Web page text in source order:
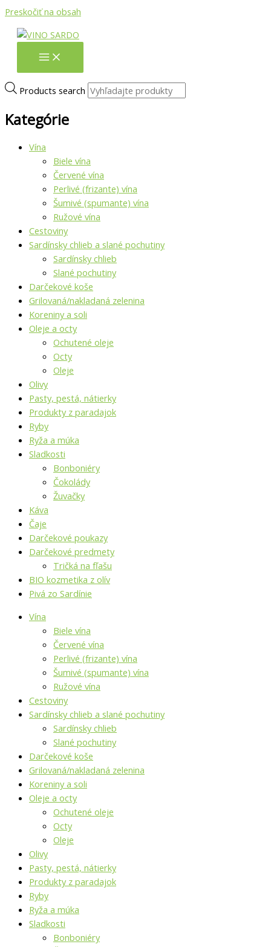
Preskočiť na obsah
Products search
Kategórie
Vína
Biele vína
Červené vína
Perlivé (frizante) vína
Šumivé (spumante) vína
Ružové vína
Cestoviny
Sardínsky chlieb a slané pochutiny
Sardínsky chlieb
Slané pochutiny
Darčekové koše
Grilovaná/nakladaná zelenina
Koreniny a soli
Oleje a octy
Ochutené oleje
Octy
Oleje
Olivy
Pasty, pestá, nátierky
Produkty z paradajok
Ryby
Ryža a múka
Sladkosti
Bonboniéry
Čokolády
Žuvačky
Káva
Čaje
Darčekové poukazy
Darčekové predmety
Tričká na fľašu
BIO kozmetika z olív
Pivá zo Sardínie
Vína
Biele vína
Červené vína
Perlivé (frizante) vína
Šumivé (spumante) vína
Ružové vína
Cestoviny
Sardínsky chlieb a slané pochutiny
Sardínsky chlieb
Slané pochutiny
Darčekové koše
Grilovaná/nakladaná zelenina
Koreniny a soli
Oleje a octy
Ochutené oleje
Octy
Oleje
Olivy
Pasty, pestá, nátierky
Produkty z paradajok
Ryby
Ryža a múka
Sladkosti
Bonboniéry